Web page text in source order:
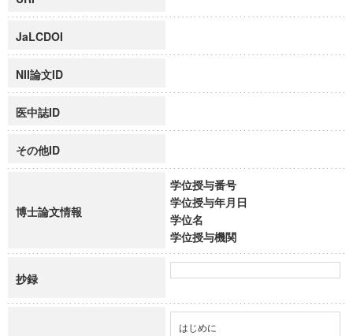
JaLCDOI
NII論文ID
医中誌ID
その他ID
博士論文情報
学位授与番号
学位授与年月日
学位名
学位授与機関
抄録
はじめに